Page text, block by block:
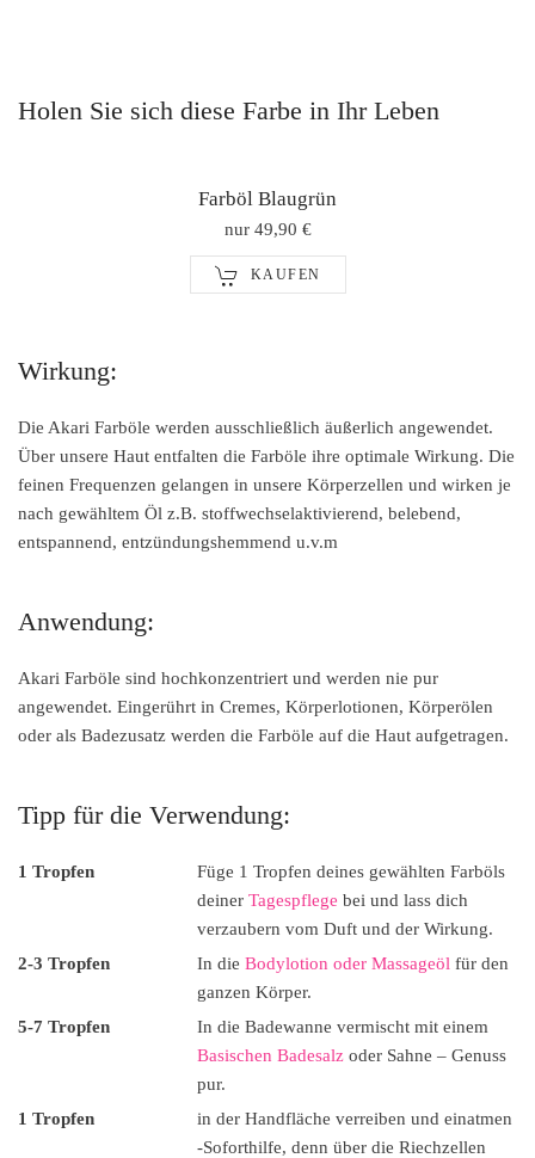
Holen Sie sich diese Farbe in Ihr Leben
Farböl Blaugrün
nur 49,90 €
KAUFEN
Wirkung:
Die Akari Farböle werden ausschließlich äußerlich angewendet.
Über unsere Haut entfalten die Farböle ihre optimale Wirkung. Die
feinen Frequenzen gelangen in unsere Körperzellen und wirken je
nach gewähltem Öl z.B. stoffwechselaktivierend, belebend,
entspannend, entzündungshemmend u.v.m
Anwendung:
Akari Farböle sind hochkonzentriert und werden nie pur
angewendet. Eingerührt in Cremes, Körperlotionen, Körperölen
oder als Badezusatz werden die Farböle auf die Haut aufgetragen.
Tipp für die Verwendung:
1 Tropfen
Füge 1 Tropfen deines gewählten Farböls
deiner Tagespflege bei und lass dich
verzaubern vom Duft und der Wirkung.
2-3 Tropfen
In die Bodylotion oder Massageöl für den
ganzen Körper.
5-7 Tropfen
In die Badewanne vermischt mit einem
Basischen Badesalz oder Sahne – Genuss
pur.
1 Tropfen
in der Handfläche verreiben und einatmen
-Soforthilfe, denn über die Riechzellen